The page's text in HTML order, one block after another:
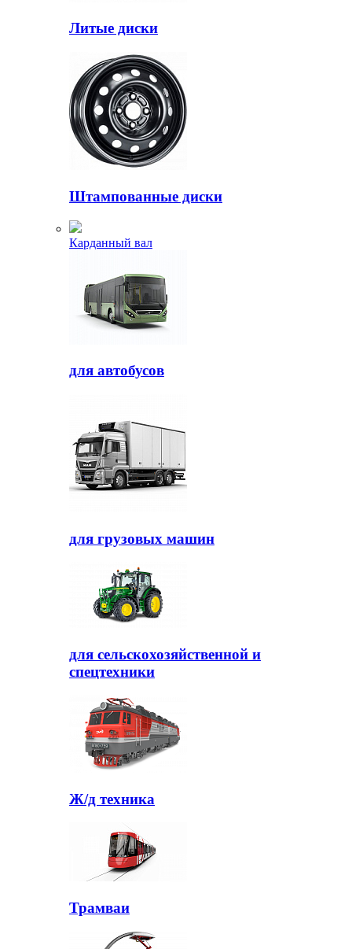
Литые диски
Штампованные диски
Карданный вал
для автобусов
для грузовых машин
для сельскохозяйственной и
спецтехники
Ж/д техника
Трамваи